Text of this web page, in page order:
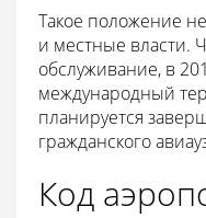
Такое положение не
и местные власти.
обслуживание, в
международный
планируется
гражданского
Код